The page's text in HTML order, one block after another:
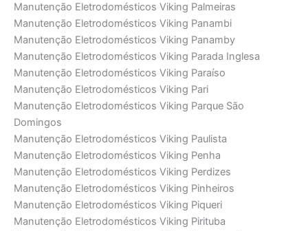
Manutenção Eletrodomésticos Viking Palmeiras
Manutenção Eletrodomésticos Viking Panambi
Manutenção Eletrodomésticos Viking Panamby
Manutenção Eletrodomésticos Viking Parada Inglesa
Manutenção Eletrodomésticos Viking Paraíso
Manutenção Eletrodomésticos Viking Pari
Manutenção Eletrodomésticos Viking Parque São
Domingos
Manutenção Eletrodomésticos Viking Paulista
Manutenção Eletrodomésticos Viking Penha
Manutenção Eletrodomésticos Viking Perdizes
Manutenção Eletrodomésticos Viking Pinheiros
Manutenção Eletrodomésticos Viking Piqueri
Manutenção Eletrodomésticos Viking Pirituba